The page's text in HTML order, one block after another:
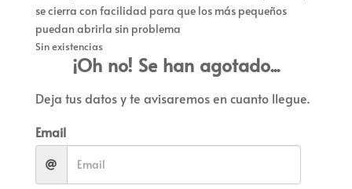
se cierra con facilidad para que los más pequeños
puedan abrirla sin problema
Sin existencias
¡Oh no! Se han agotado...
Deja tus datos y te avisaremos en cuanto llegue.
Email